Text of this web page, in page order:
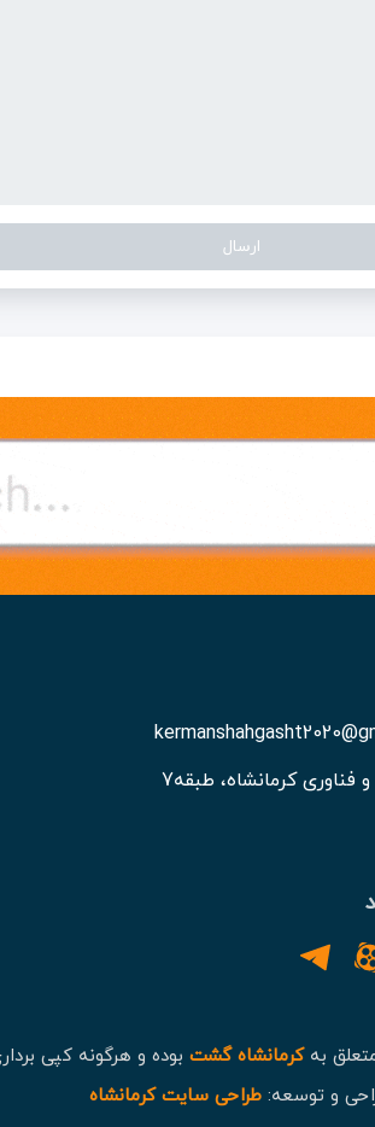
کرمانشاه، طبقه7
بهکرمانشاه گشت بوده و هرگونه کپی
و توسعه:طراحی سایت کرمانشاه